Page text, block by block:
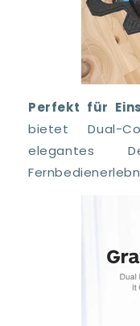
Perfekt für
bietet Dual-
elegantes